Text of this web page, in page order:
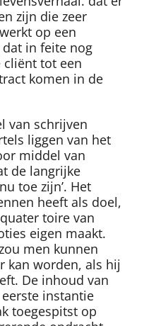
zijn die zeer
op een
in feite nog
cliënt tot een
komen in de
van schrijven
liggen van het
middel van
de langrijke
toe zijn’. Het
heeft als doel,
toire van
eigen maakt.
men kunnen
kan worden, als hij
De inhoud van
instantie
toegespitst op